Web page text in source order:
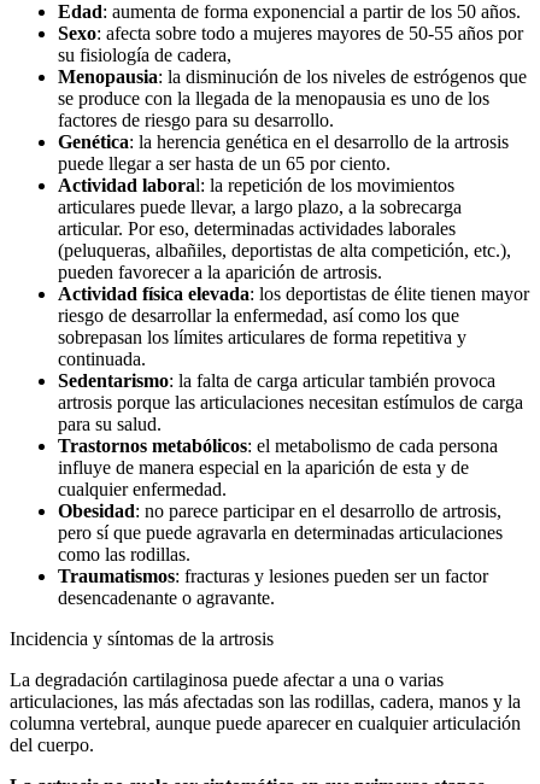
Edad: aumenta de forma exponencial a partir de los 50 años.
Sexo: afecta sobre todo a mujeres mayores de 50-55 años por
su fisiología de cadera,
Menopausia: la disminución de los niveles de estrógenos que
se produce con la llegada de la menopausia es uno de los
factores de riesgo para su desarrollo.
Genética: la herencia genética en el desarrollo de la artrosis
puede llegar a ser hasta de un 65 por ciento.
Actividad laboral: la repetición de los movimientos
articulares puede llevar, a largo plazo, a la sobrecarga
articular. Por eso, determinadas actividades laborales
(peluqueras, albañiles, deportistas de alta competición, etc.),
pueden favorecer a la aparición de artrosis.
Actividad física elevada: los deportistas de élite tienen mayor
riesgo de desarrollar la enfermedad, así como los que
sobrepasan los límites articulares de forma repetitiva y
continuada.
Sedentarismo: la falta de carga articular también provoca
artrosis porque las articulaciones necesitan estímulos de carga
para su salud.
Trastornos metabólicos: el metabolismo de cada persona
influye de manera especial en la aparición de esta y de
cualquier enfermedad.
Obesidad: no parece participar en el desarrollo de artrosis,
pero sí que puede agravarla en determinadas articulaciones
como las rodillas.
Traumatismos: fracturas y lesiones pueden ser un factor
desencadenante o agravante.
Incidencia y síntomas de la artrosis
La degradación cartilaginosa puede afectar a una o varias
articulaciones, las más afectadas son las rodillas, cadera, manos y la
columna vertebral, aunque puede aparecer en cualquier articulación
del cuerpo.